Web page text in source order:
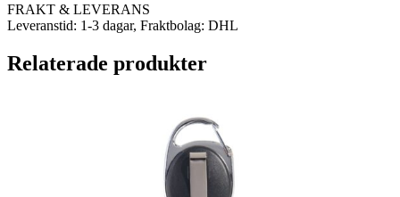
FRAKT & LEVERANS
Leveranstid: 1-3 dagar, Fraktbolag: DHL
Relaterade produkter